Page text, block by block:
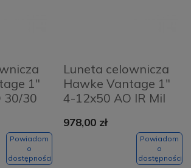
1"
30/30
Powiadom
o
dostępności
Luneta celownicza
Hawke Vantage 1"
4-12x50 AO IR Mil
978,00 zł
Powiadom
o
dostępności